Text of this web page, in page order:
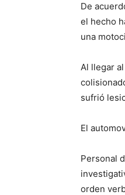
De
el hecho
una
Al llegar
sufrió
El
Personal
orden